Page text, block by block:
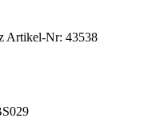
Artikel-Nr: 43538